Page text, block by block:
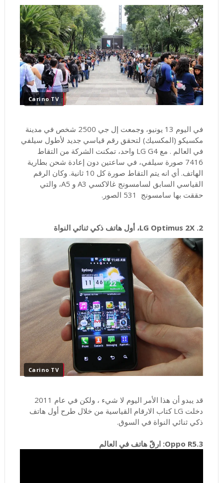
Carino TV
في اليوم 13 يونيو، وجمعت إل جي 2500 شخص في مدينة
مكسيكو (المكسيك) لتحقق رقم قياسي جديد لأطول سيلفي
في العالم . مع LG G4 واحد، تمكنت الشركة من التقاط
7416 صورة سيلفي، في ساعتين دون إعادة شحن بطارية
الهاتف. أي انه يتم التقاط صورة كل 10 ثانية. وكان الرقم
القياسي السابق لسامسونج غالاكسي A3 و A5، والتي
حققت بها سامسونج 531 الصور.
2. LG Optimus 2X، أول هاتف ذكي ثنائي النواة
Carino TV
قد يبدو أن هذا الأمر اليوم لا شيء ، ولكن في عام 2011
دخلت LG كتاب الارقام القياسية من خلال طرح أول هاتف
ذكي ثنائي النواة في السوق.
3.Oppo R5: ارقّ هاتف في العالم